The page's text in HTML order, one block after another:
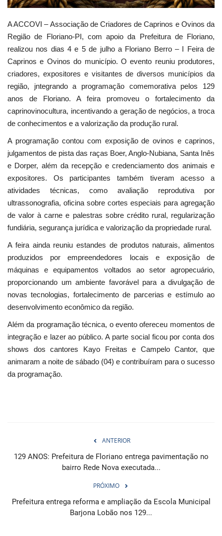
A ACCOVI – Associação de Criadores de Caprinos e Ovinos da
Região de Floriano-PI, com apoio da Prefeitura de Floriano,
realizou nos dias 4 e 5 de julho a Floriano Berro – I Feira de
Caprinos e Ovinos do município. O evento reuniu produtores,
criadores, expositores e visitantes de diversos municípios da
região, jntegrando a programação comemorativa pelos 129
anos de Floriano. A feira promoveu o fortalecimento da
caprinovinocultura, incentivando a geração de negócios, a troca
de conhecimentos e a valorização da produção rural.
A programação contou com exposição de ovinos e caprinos,
julgamentos de pista das raças Boer, Anglo-Nubiana, Santa Inês
e Dorper, além da recepção e credenciamento dos animais e
expositores. Os participantes também tiveram acesso a
atividades técnicas, como avaliação reprodutiva por
ultrassonografia, oficina sobre cortes especiais para agregação
de valor à carne e palestras sobre crédito rural, regularização
fundiária, segurança jurídica e valorização da propriedade rural.
A feira ainda reuniu estandes de produtos naturais, alimentos
produzidos por empreendedores locais e exposição de
máquinas e equipamentos voltados ao setor agropecuário,
proporcionando um ambiente favorável para a divulgação de
novas tecnologias, fortalecimento de parcerias e estímulo ao
desenvolvimento econômico da região.
Além da programação técnica, o evento ofereceu momentos de
integração e lazer ao público. A parte social ficou por conta dos
shows dos cantores Kayo Freitas e Campelo Cantor, que
animaram a noite de sábado (04) e contribuíram para o sucesso
da programação.
ANTERIOR
129 ANOS: Prefeitura de Floriano entrega pavimentação no
bairro Rede Nova executada...
PRÓXIMO
Prefeitura entrega reforma e ampliação da Escola Municipal
Barjona Lobão nos 129...